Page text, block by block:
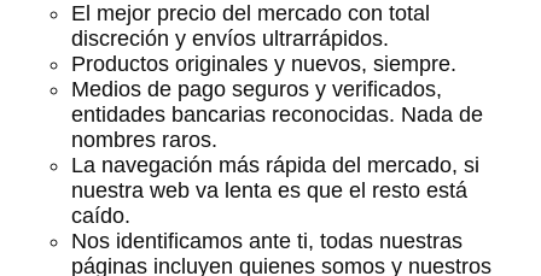
El mejor precio del mercado con total
discreción y envíos ultrarrápidos.
Productos originales y nuevos, siempre.
Medios de pago seguros y verificados,
entidades bancarias reconocidas. Nada de
nombres raros.
La navegación más rápida del mercado, si
nuestra web va lenta es que el resto está
caído.
Nos identificamos ante ti, todas nuestras
páginas incluyen quienes somos y nuestros